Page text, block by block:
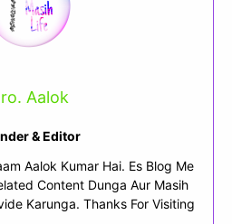
Aalok
& Editor
Aalok Kumar Hai. Es Blog Me
Content Dunga Aur Masih
Karunga. Thanks For Visiting